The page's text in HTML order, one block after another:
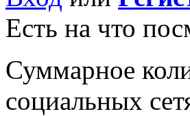
Есть на что
Суммарное
социальных